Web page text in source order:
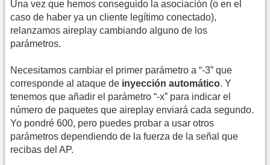
Una vez que hemos conseguido la asociación (o en el
caso de haber ya un cliente legítimo conectado),
relanzamos aireplay cambiando alguno de los
parámetros.
Necesitamos cambiar el primer parámetro a “-3” que
corresponde al ataque de inyección automático. Y
tenemos que añadir el parámetro “-x” para indicar el
número de paquetes que aireplay enviará cada segundo.
Yo pondré 600, pero puedes probar a usar otros
parámetros dependiendo de la fuerza de la señal que
recibas del AP.